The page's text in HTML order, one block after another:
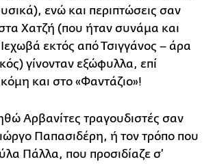
ενώ και περιπτώσεις σαν
Χατζή (που ήταν συνάμα και
εκτός από Τσιγγάνος – άρα
γίνονταν εξώφυλλα, επί
και στο «Φαντάζιο»!
Αρβανίτες τραγουδιστές σαν
Παπασιδέρη, ή τον τρόπο που
Πάλλα, που προσιδίαζε σ’